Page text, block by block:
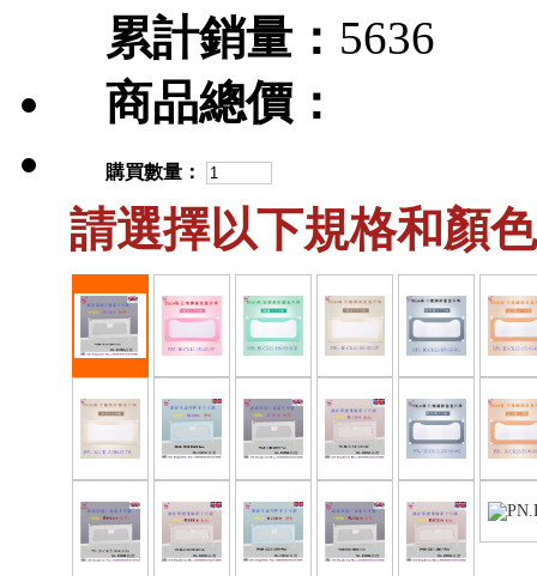
累計銷量： 5636
商品總價：
購買數量：
請選擇以下規格和顏